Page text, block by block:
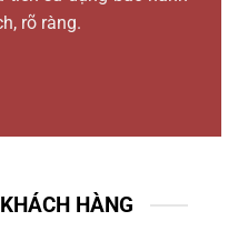
rõ ràng.
HÀNG